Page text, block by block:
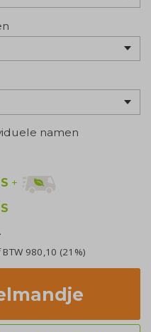
namen
+
980,10 (21%)